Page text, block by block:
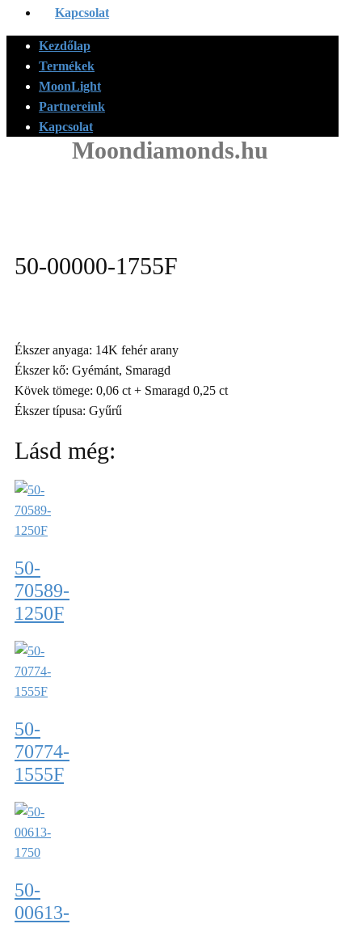
Kapcsolat
Kezdőlap
Termékek
MoonLight
Partnereink
Kapcsolat
Moondiamonds.hu
50-00000-1755F
Ékszer anyaga: 14K fehér arany
Ékszer kő: Gyémánt, Smaragd
Kövek tömege: 0,06 ct + Smaragd 0,25 ct
Ékszer típusa: Gyűrű
Lásd még:
50-
70589-
1250F
50-
70774-
1555F
50-
00613-